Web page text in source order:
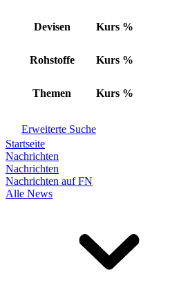
Devisen Kurs %
Rohstoffe Kurs %
Themen Kurs %
Erweiterte Suche
Startseite
Nachrichten
Nachrichten
Nachrichten auf FN
Alle News